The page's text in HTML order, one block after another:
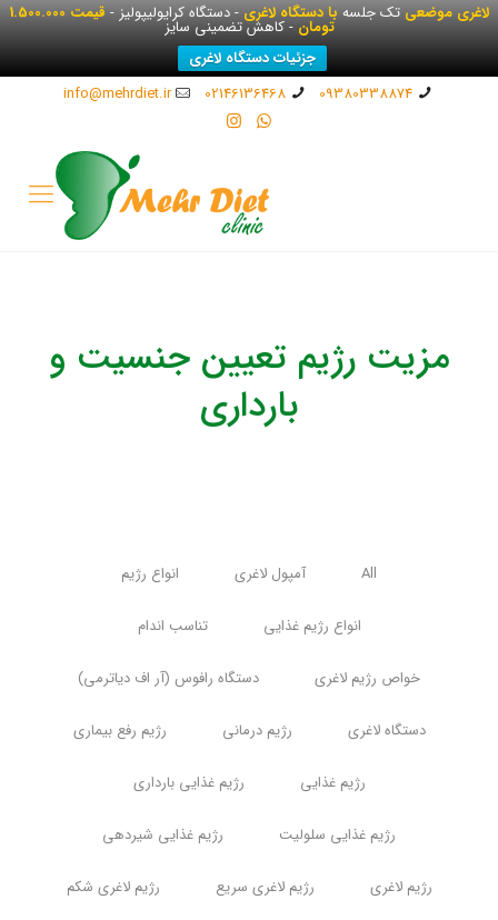
لاغری موضعیتک جلسهبا دستگاه لاغری- دستگاه کرایولیپولیز - قیمت 1.500.000
تومان- کاهش تضمینی سایز
جزئیات دستگاه لاغری
09380338874
02146136468
info@mehrdiet.ir
مزیت رژیم تعیین جنسیت و
بارداری
All آمپول لاغری انواع رژیم
انواع رژیم غذایی تناسب اندام
خواص رژیم لاغری دستگاه رافوس (آر اف دیاترمی)
دستگاه لاغری رژیم درمانی رژیم رفع بیماری
رژیم غذایی رژیم غذایی بارداری
رژیم غذایی سلولیت رژیم غذایی شیردهی
رژیم لاغری رژیم لاغری سریع رژیم لاغری شکم